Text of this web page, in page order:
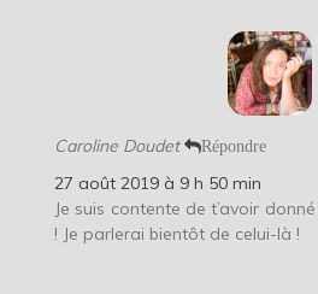
Caroline Doudet Répondre
27 août 2019 à 9 h 50 min
Je suis contente de t’avoir
! Je parlerai bientôt de celui-là !